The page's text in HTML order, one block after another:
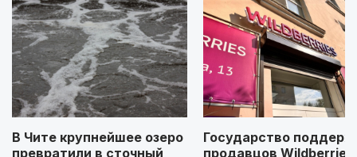
В Чите крупнейшее озеро
превратили в сточный
Государство
продавцов Wildberries,